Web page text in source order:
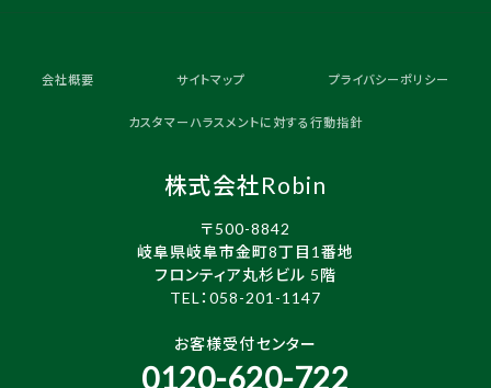
会社概要 サイトマップ プライバシーポリシー
カスタマーハラスメントに対する行動指針
株式会社Robin
〒500-8842
岐阜県岐阜市金町8丁目1番地
フロンティア丸杉ビル 5階
TEL： 058-201-1147
お客様受付センター
0120-620-722